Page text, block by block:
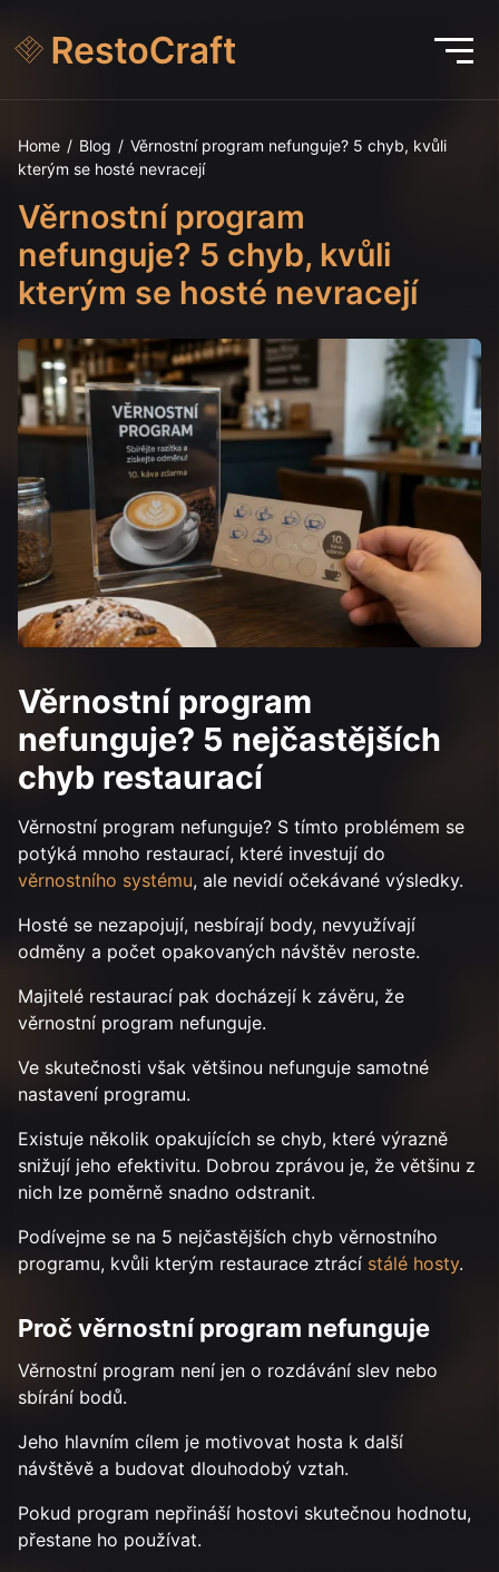
Home / Blog / Věrnostní program nefunguje? 5 chyb, kvůli
kterým se hosté nevracejí
Věrnostní program
nefunguje? 5 chyb, kvůli
kterým se hosté nevracejí
Věrnostní program
nefunguje? 5 nejčastějších
chyb restaurací
Věrnostní program nefunguje? S tímto problémem se
potýká mnoho restaurací, které investují do
věrnostního systému, ale nevidí očekávané výsledky.
Hosté se nezapojují, nesbírají body, nevyužívají
odměny a počet opakovaných návštěv neroste.
Majitelé restaurací pak docházejí k závěru, že
věrnostní program nefunguje.
Ve skutečnosti však většinou nefunguje samotné
nastavení programu.
Existuje několik opakujících se chyb, které výrazně
snižují jeho efektivitu. Dobrou zprávou je, že většinu z
nich lze poměrně snadno odstranit.
Podívejme se na 5 nejčastějších chyb věrnostního
programu, kvůli kterým restaurace ztrácí stálé hosty.
Proč věrnostní program nefunguje
Věrnostní program není jen o rozdávání slev nebo
sbírání bodů.
Jeho hlavním cílem je motivovat hosta k další
návštěvě a budovat dlouhodobý vztah.
Pokud program nepřináší hostovi skutečnou hodnotu,
přestane ho používat.